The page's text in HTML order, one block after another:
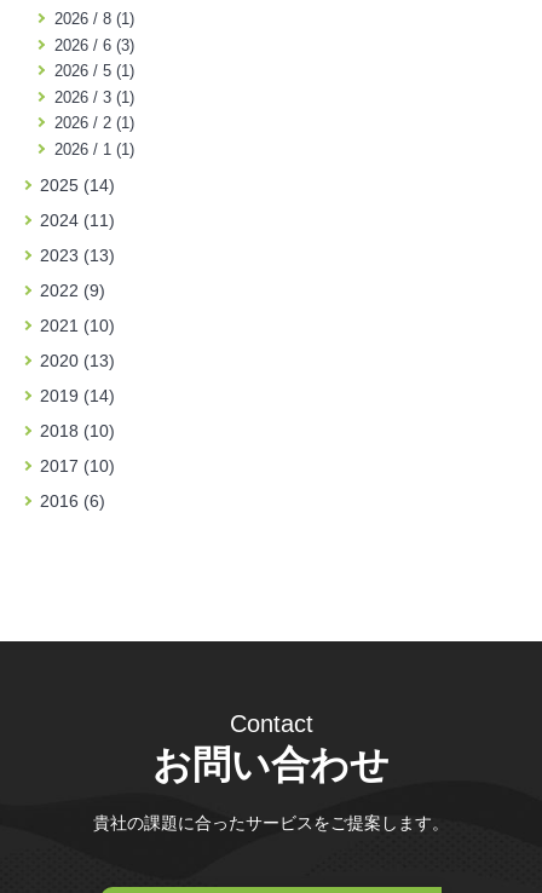
2026 / 8 (1)
2026 / 6 (3)
2026 / 5 (1)
2026 / 3 (1)
2026 / 2 (1)
2026 / 1 (1)
2025 (14)
2024 (11)
2023 (13)
2022 (9)
2021 (10)
2020 (13)
2019 (14)
2018 (10)
2017 (10)
2016 (6)
Contact
お問い合わせ
貴社の課題に合ったサービスをご提案します。